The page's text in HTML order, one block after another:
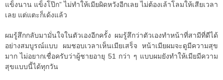
แข็งนาน แข็งโป๊ก” ไม่ทำให้เมียผิดหวังอีกเลย ไม่ต้องเล้าโลมให้เสียเวลา
เลย แต่แตะก็เด้งแล้ว
ผมรู้สึกกลับมามั่นใจในตัวเองอีกครั้ง ผมรู้สึกว่าตัวเองทำหน้าที่สามีที่ดีได้
อย่างสมบูรณ์แบบ ผมชอบเวลาเห็นเมียเสร็จ หน้าเมียผมจะดูมีความสุข
มาก ไม่อยากเชื่อครับว่าผู้ชายอายุ 51 กว่า ๆ แบบผมยังทำให้เมียมีความ
สุขแบบนี้ได้ทุกวัน